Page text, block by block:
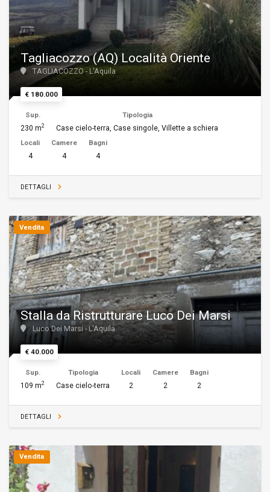
Tagliacozzo (AQ) Località Oriente
TAGLIACOZZO - L'Aquila
€ 180.000
Sup.
230 m2
Tipologia
Case cielo-terra, Case singole, Villette a schiera
Locali
4
Camere
4
Bagni
4
DETTAGLI
Vendita
Stalla da Ristrutturare Luco Dei Marsi
Luco Dei Marsi - L'Aquila
€ 40.000
Sup.
109 m2
Tipologia
Case cielo-terra
Locali
2
Camere
2
Bagni
2
DETTAGLI
Vendita